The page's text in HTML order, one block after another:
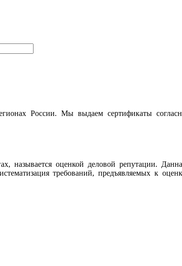
России. Мы выдаем сертификаты
называется оценкой деловой репутации.
требований, предъявляемых к